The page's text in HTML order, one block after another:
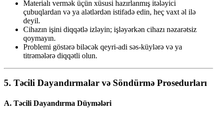
Materialı vermək üçün xüsusi hazırlanmış itələyici
çubuqlardan və ya alətlərdən istifadə edin, heç vaxt əl ilə
deyil.
Cihazın işini diqqətlə izləyin; işləyərkən cihazı nəzarətsiz
qoymayın.
Problemi göstərə biləcək qeyri-adi səs-küylərə və ya
titrəmələrə diqqətli olun.
5. Təcili Dayandırmalar və Söndürmə Prosedurları
A. Təcili Dayandırma Düymələri